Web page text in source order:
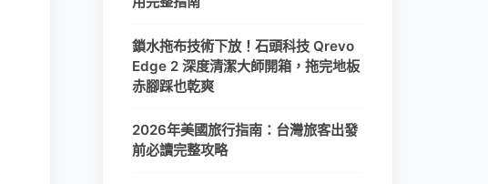
鎖水拖布技術下放！石頭科技 Qrevo
Edge 2 深度清潔大師開箱，拖完地板
赤腳踩也乾爽
2026年美國旅行指南：台灣旅客出發
前必讀完整攻略